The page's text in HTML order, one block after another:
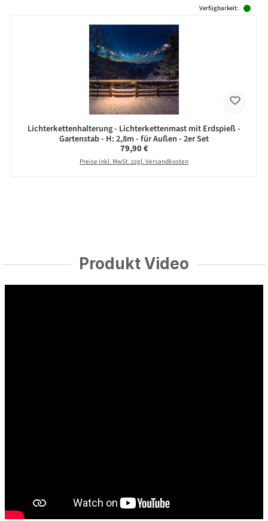
Verfügbarkeit:
Lichterkettenhalterung - Lichterkettenmast mit Erdspieß -
Gartenstab - H: 2,8m - für Außen - 2er Set
Regulärer Preis:
79,90 €
Preise inkl. MwSt. zzgl. Versandkosten
Produkt Video